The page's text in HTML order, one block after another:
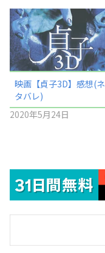
映画【貞子3D】感想(ネ
タバレ)
2020年5月24日